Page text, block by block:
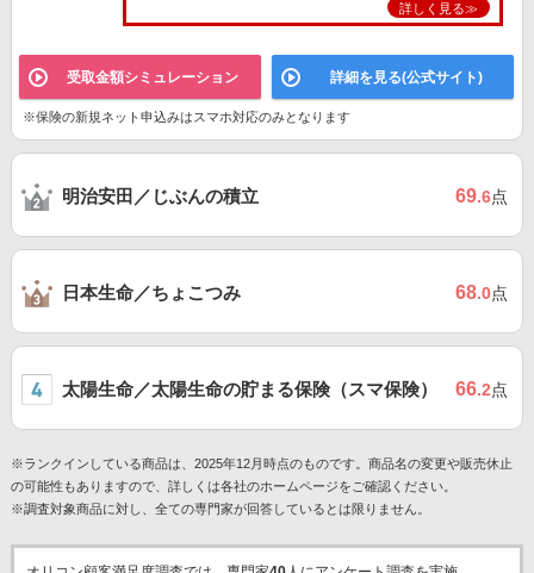
詳しく見る≫
受取金額シミュレーション 詳細を見る(公式サイト)
※保険の新規ネット申込みはスマホ対応のみとなります
明治安田／じぶんの積立 69.6点
日本生命／ちょこつみ 68.0点
太陽生命／太陽生命の貯まる保険（スマ保険） 66.2点
※ランクインしている商品は、2025年12月時点のものです。商品名の変更や販売休止
の可能性もありますので、詳しくは各社のホームページをご確認ください。
※調査対象商品に対し、全ての専門家が回答しているとは限りません。